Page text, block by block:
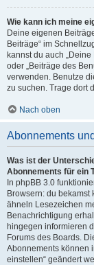
Wie kann ich meine
Deine eigenen
Beiträge“ im
kannst du auch
oder „Beiträge des
verwenden. Benutze
zu suchen. Trage dort
Nach oben
Abonnements
Was ist der
Abonnements für ein
In phpBB 3.0
Browsern: du
ähneln Lesezeichen
Benachrichtigung
hingegen informieren
Forums des Boards.
Abonnements können
einstellen“ geändert